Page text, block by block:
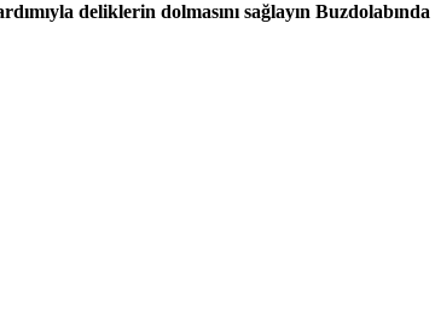
deliklerin dolmasını sağlayın